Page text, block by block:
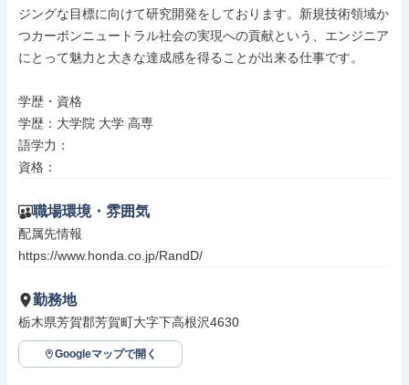
ジングな目標に向けて研究開発をしております。新規技術領域か
つカーボンニュートラル社会の実現への貢献という、エンジニア
にとって魅力と大きな達成感を得ることが出来る仕事です。
学歴・資格
学歴：大学院 大学 高専
語学力：
資格：
職場環境・雰囲気
配属先情報
https://www.honda.co.jp/RandD/
勤務地
栃木県芳賀郡芳賀町大字下高根沢4630
Googleマップで開く